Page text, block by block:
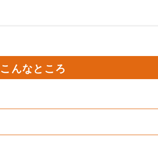
んなところ